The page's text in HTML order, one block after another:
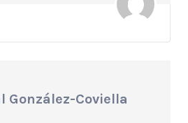
González-Coviella